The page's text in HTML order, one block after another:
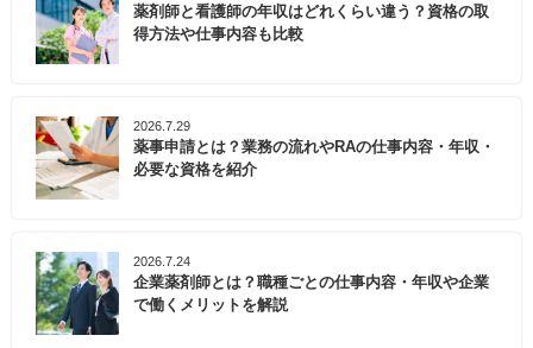
薬剤師と看護師の年収はどれくらい違う？資格の取
得方法や仕事内容も比較
2026.7.29
薬事申請とは？業務の流れやRAの仕事内容・年収・
必要な資格を紹介
2026.7.24
企業薬剤師とは？職種ごとの仕事内容・年収や企業
で働くメリットを解説